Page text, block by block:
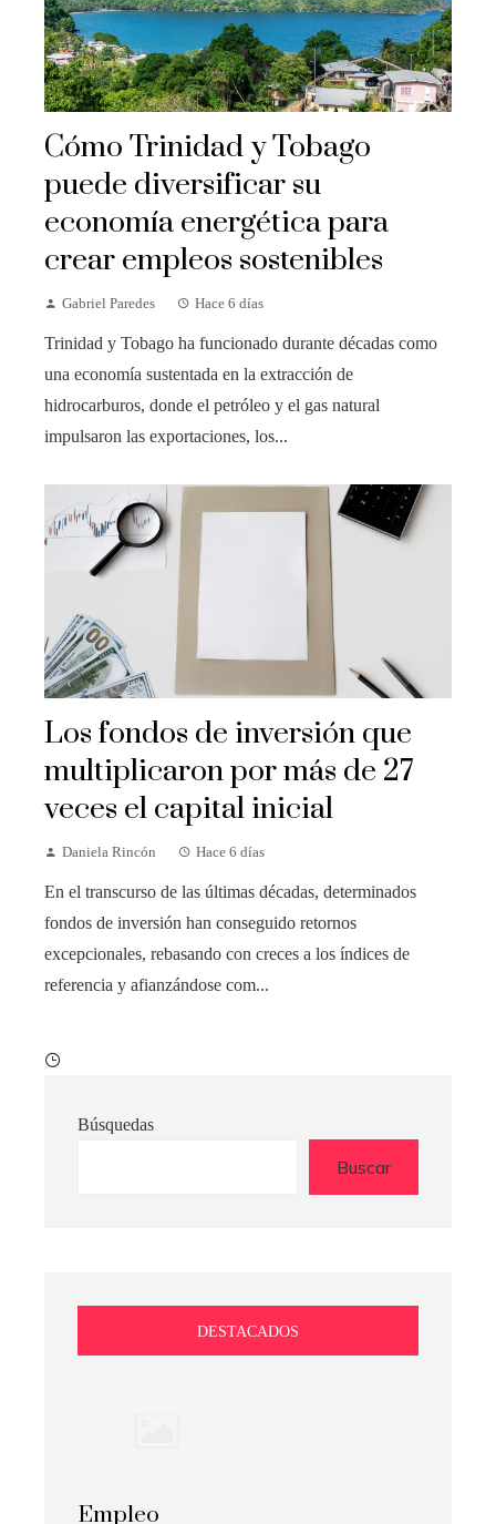
Cómo Trinidad y Tobago
puede diversificar su
economía energética para
crear empleos sostenibles
Gabriel Paredes Hace 6 días
Trinidad y Tobago ha funcionado durante décadas como
una economía sustentada en la extracción de
hidrocarburos, donde el petróleo y el gas natural
impulsaron las exportaciones, los...
Los fondos de inversión que
multiplicaron por más de 27
veces el capital inicial
Daniela Rincón Hace 6 días
En el transcurso de las últimas décadas, determinados
fondos de inversión han conseguido retornos
excepcionales, rebasando con creces a los índices de
referencia y afianzándose com...
Búsquedas
Buscar
DESTACADOS
Empleo